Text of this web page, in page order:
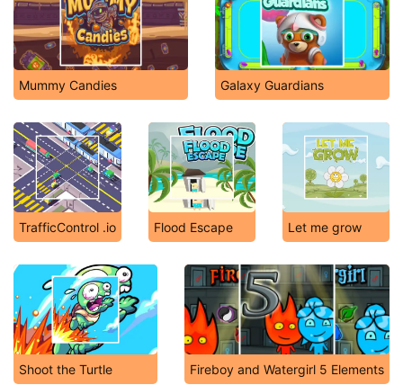
Mummy Candies Galaxy Guardians
TrafficControl .io Flood Escape Let me grow
Shoot the Turtle Fireboy and Watergirl 5 Elements